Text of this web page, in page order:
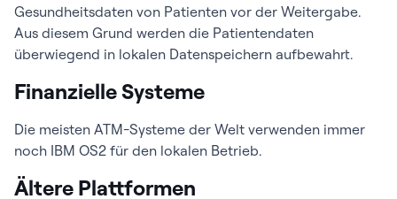
Gesundheitsdaten von Patienten vor der Weitergabe.
Aus diesem Grund werden die Patientendaten
überwiegend in lokalen Datenspeichern aufbewahrt.
Finanzielle Systeme
Die meisten ATM-Systeme der Welt verwenden immer
noch IBM OS2 für den lokalen Betrieb.
Ältere Plattformen